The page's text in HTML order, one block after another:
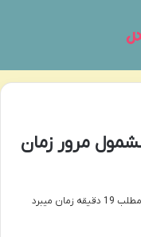
مرور زمان
میبرد